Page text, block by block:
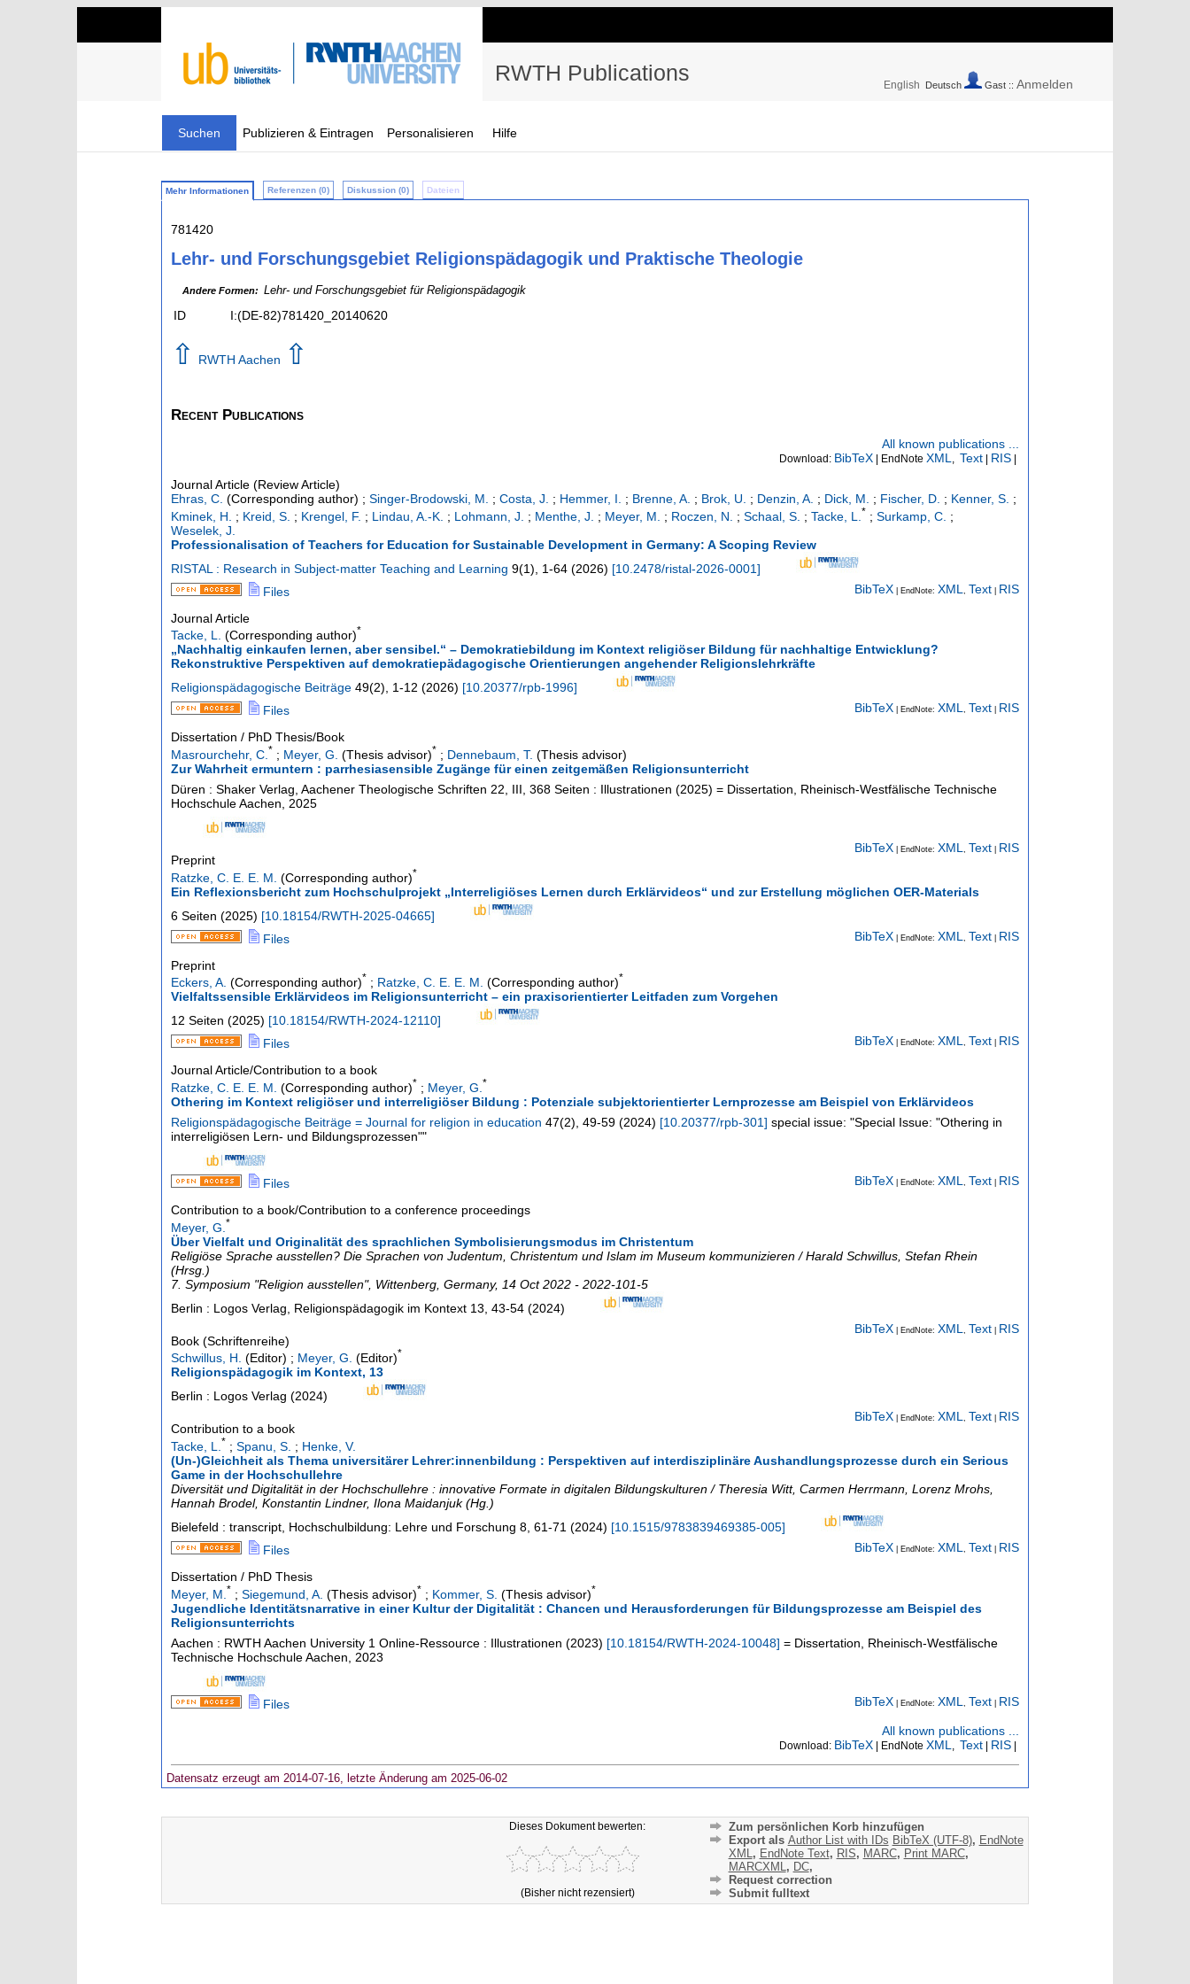
RWTH Publications English Deutsch Gast :: Anmelden
Suchen Publizieren & Eintragen Personalisieren Hilfe
Mehr Informationen Referenzen (0) Diskussion (0) Dateien
781420
Lehr- und Forschungsgebiet Religionspädagogik und Praktische Theologie
Andere Formen: Lehr- und Forschungsgebiet für Religionspädagogik
ID I:(DE-82)781420_20140620
⇧ RWTH Aachen ⇧
Recent Publications
All known publications ...
Download: BibTeX | EndNote XML Text RIS
Journal Article (Review Article)
Ehras, C. (Corresponding author) ; Singer-Brodowski, M. ; Costa, J. ; Hemmer, I. ; Brenne, A. ; Brok, U. ; Denzin, A. ; Dick, M. ; Fischer, D. ; Kenner, S. ;
Kminek, H.
; Kreid, S. ; Krengel, F. ; Lindau, A.-K. ; Lohmann, J. ; Menthe, J. ; Meyer, M. ; Roczen, N. ; Schaal, S. ; Tacke, L. * ; Surkamp, C. ;
Weselek, J.
Professionalisation of Teachers for Education for Sustainable Development in Germany: A Scoping Review
RISTAL : Research in Subject-matter Teaching and Learning 9(1), 1-64 (2026) [10.2478/ristal-2026-0001]
Files
BibTeX | EndNote: XML Text RIS
Journal Article
Tacke, L. (Corresponding author)*
„Nachhaltig einkaufen lernen, aber sensibel.“ – Demokratiebildung im Kontext religiöser Bildung für nachhaltige Entwicklung?
Rekonstruktive Perspektiven auf demokratiepädagogische Orientierungen angehender Religionslehrkräfte
Religionspädagogische Beiträge 49(2), 1-12 (2026) [10.20377/rpb-1996]
Files
BibTeX | EndNote: XML, Text RIS
Dissertation / PhD Thesis/Book
Masrourchehr, C. * ; Meyer, G. (Thesis advisor)* ; Dennebaum, T. (Thesis advisor)
Zur Wahrheit ermuntern : parrhesiasensible Zugänge für einen zeitgemäßen Religionsunterricht
Düren : Shaker Verlag, Aachener Theologische Schriften 22 III, 368 Seiten : Illustrationen (2025) = Dissertation, Rheinisch-Westfälische Technische
Hochschule Aachen, 2025
BibTeX | EndNote: XML , Text RIS
Preprint
Ratzke, C. E. E. M. (Corresponding author)*
Ein Reflexionsbericht zum Hochschulprojekt „Interreligiöses Lernen durch Erklärvideos“ und zur Erstellung möglichen OER-Materials
6 Seiten (2025) [10.18154/RWTH-2025-04665]
Files
BibTeX | EndNote: XML Text RIS
Preprint
Eckers, A. (Corresponding author)* ; Ratzke, C. E. E. M. (Corresponding author)*
Vielfaltssensible Erklärvideos im Religionsunterricht – ein praxisorientierter Leitfaden zum Vorgehen
12 Seiten (2025) [10.18154/RWTH-2024-12110]
Files
BibTeX | EndNote: XML, Text RIS
Journal Article/Contribution to a book
Ratzke, C. E. E. M. (Corresponding author)* ; Meyer, G. *
Othering im Kontext religiöser und interreligiöser Bildung : Potenziale subjektorientierter Lernprozesse am Beispiel von Erklärvideos
Religionspädagogische Beiträge = Journal for religion in education 47(2), 49-59 (2024) [10.20377/rpb-301] special issue: "Special Issue: "Othering in
interreligiösen Lern- und Bildungsprozessen""
Files BibTeX | EndNote: XML , Text RIS
Contribution to a book/Contribution to a conference proceedings
Meyer, G. *
Über Vielfalt und Originalität des sprachlichen Symbolisierungsmodus im Christentum
Religiöse Sprache ausstellen? Die Sprachen von Judentum, Christentum und Islam im Museum kommunizieren / Harald Schwillus, Stefan Rhein
(Hrsg.)
7. Symposium "Religion ausstellen", Wittenberg Germany, 14 Oct 2022 - 2022-101-5
Berlin : Logos Verlag, Religionspädagogik im Kontext 13 43-54 (2024)
BibTeX | EndNote: XML Text RIS
Book (Schriftenreihe)
Schwillus, H. (Editor) ; Meyer, G. (Editor)*
Religionspädagogik im Kontext, 13
Berlin : Logos Verlag (2024)
BibTeX | EndNote: XML, Text RIS
Contribution to a book
Tacke, L.
* ; Spanu, S. ; Henke, V.
(Un-)Gleichheit als Thema universitärer Lehrer:innenbildung : Perspektiven auf interdisziplinäre Aushandlungsprozesse durch ein Serious
Game in der Hochschullehre
Diversität und Digitalität in der Hochschullehre : innovative Formate in digitalen Bildungskulturen / Theresia Witt, Carmen Herrmann, Lorenz Mrohs,
Hannah Brodel, Konstantin Lindner, Ilona Maidanjuk (Hg.)
Bielefeld : transcript, Hochschulbildung: Lehre und Forschung 8 61-71 (2024) [10.1515/9783839469385-005]
Files
BibTeX | EndNote: XML , Text RIS
Dissertation / PhD Thesis
Meyer, M. * ; Siegemund, A. (Thesis advisor)* ; Kommer, S. (Thesis advisor)*
Jugendliche Identitätsnarrative in einer Kultur der Digitalität : Chancen und Herausforderungen für Bildungsprozesse am Beispiel des
Religionsunterrichts
Aachen : RWTH Aachen University 1 Online-Ressource : Illustrationen (2023) [10.18154/RWTH-2024-10048] = Dissertation, Rheinisch-Westfälische
Technische Hochschule Aachen, 2023
Files BibTeX | EndNote: XML Text RIS
All known publications ...
Download: BibTeX | EndNote XML Text | RIS |
Datensatz erzeugt am 2014-07-16, letzte Änderung am 2025-06-02
Dieses Dokument bewerten:
(Bisher nicht rezensiert)
Zum persönlichen Korb hinzufügen
Export als Author List with IDs BibTeX (UTF-8), EndNote
XML, EndNote Text, RIS, MARC, Print MARC,
MARCXML, DC,
Request correction
Submit fulltext